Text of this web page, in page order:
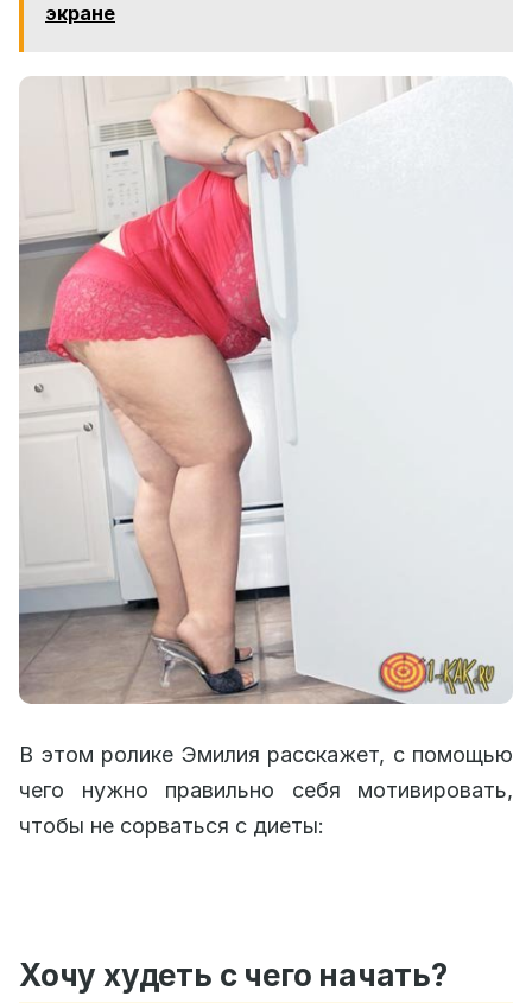
экране
В этом ролике Эмилия расскажет, с помощью
чего нужно правильно себя мотивировать,
чтобы не сорваться с диеты:
Хочу худеть с чего начать?